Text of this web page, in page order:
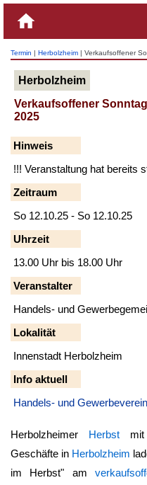
Termin | Herbolzheim | Verkaufsoffener
Herbolzheim
Verkaufsoffener
2025
Hinweis
!!! Veranstaltung hat bereits
Zeitraum
So 12.10.25 - So 12.10.25
Uhrzeit
13.00 Uhr bis 18.00 Uhr
Veranstalter
Handels- und
Lokalität
Innenstadt Herbolzheim
Info aktuell
Handels- und
Herbolzheimer Herbst
Geschäfte in Herbolzheim
im Herbst" am